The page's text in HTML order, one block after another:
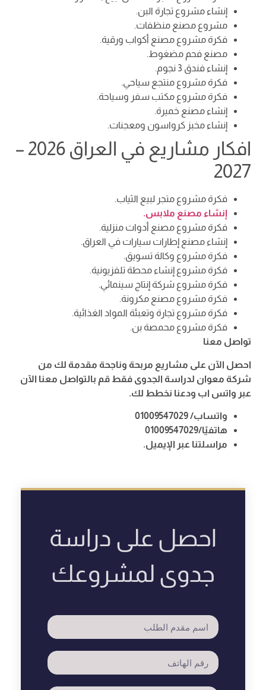
إنشاء مشروع تجارة البن.
مشروع مصنع منظفات.
فكرة مشروع مصنع أكواب ورقية.
مصنع فحم مضغوط.
إنشاء فندق 3 نجوم.
فكرة مشروع منتجع سياحي.
فكرة مشروع مكتب سفر وسياحة.
إنشاء مصنع خميرة.
إنشاء مخبز كرواسون ومعجنات.
افكار مشاريع في العراق 2026 –
2027
فكرة مشروع متجر لبيع الثياب.
إنشاء مصنع ملابس.
فكرة مشروع مصنع أدوات منزلية.
إنشاء مصنع إطارات سيارات في العراق.
فكرة مشروع وكالة تسويق.
فكرة مشروع إنشاء محطة تلفزيونية.
فكرة مشروع شركة إنتاج سينمائي.
فكرة مشروع مصنع مكرونة.
فكرة مشروع تجارة وتعبئة المواد الغذائية.
فكرة مشروع محمصة بن.
تواصل معنا
احصل الآن على مشاريع مربحة وناجحة مقدمة لك من
شركة معوان لدراسة الجدوى فقط قم بالتواصل معنا الآن
عبر واتس اب ودعنا نخطط لك.
واتساب/ 01009547029
هاتفيًا/01009547029
مراسلتنا عبر الإيميل.
احصل على دراسة
جدوى لمشروعك